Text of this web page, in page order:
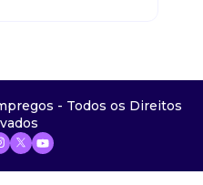
- Todos os Direitos